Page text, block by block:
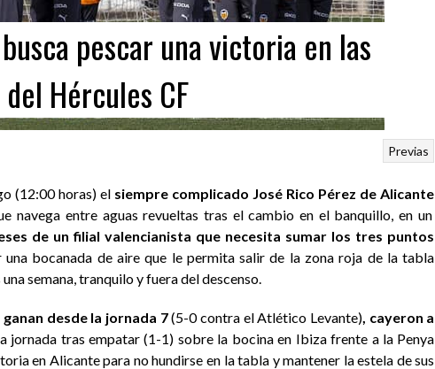
pescar una victoria en las
Hércules CF
Previas
(12:00 horas) el siempre complicado José Rico Pérez de Alicante
navega entre aguas revueltas tras el cambio en el banquillo, en un
de un filial valencianista que necesita sumar los tres puntos
bocanada de aire que le permita salir de la zona roja de la tabla
semana, tranquilo y fuera del descenso.
ganan desde la jornada 7(5-0 contra el Atlético Levante) , cayeron a
jornada tras empatar (1-1) sobre la bocina en Ibiza frente a la Penya
en Alicante para no hundirse en la tabla y mantener la estela de sus